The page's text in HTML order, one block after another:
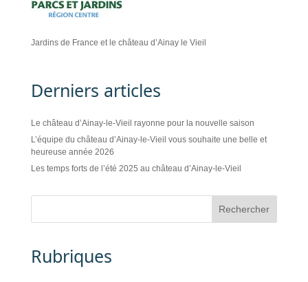
Jardins de France et le château d’Ainay le Vieil
Derniers articles
Le château d’Ainay-le-Vieil rayonne pour la nouvelle saison
L’équipe du château d’Ainay-le-Vieil vous souhaite une belle et
heureuse année 2026
Les temps forts de l’été 2025 au château d’Ainay-le-Vieil
Rubriques